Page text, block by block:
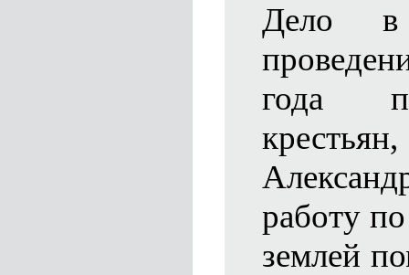
Дело
года
работу
землей